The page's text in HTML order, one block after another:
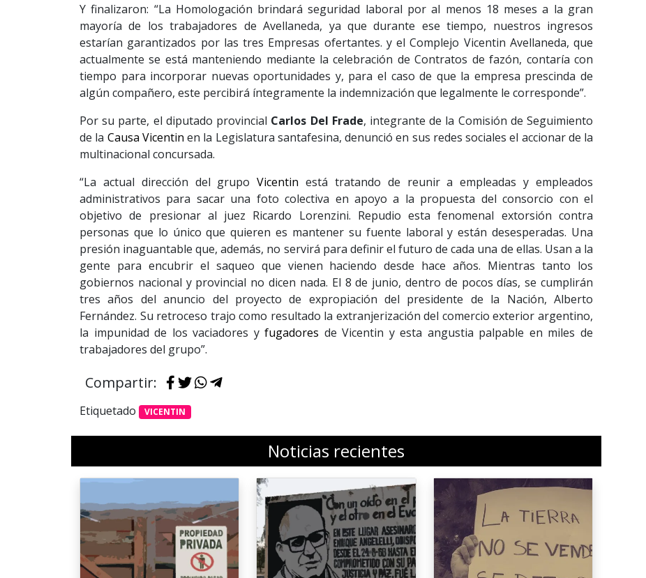
Y finalizaron: “La Homologación brindará seguridad laboral por al menos 18 meses a la gran
mayoría de los trabajadores de Avellaneda, ya que durante ese tiempo, nuestros ingresos
estarían garantizados por las tres Empresas ofertantes. y el Complejo Vicentin Avellaneda, que
actualmente se está manteniendo mediante la celebración de Contratos de fazón, contaría con
tiempo para incorporar nuevas oportunidades y, para el caso de que la empresa prescinda de
algún compañero, este percibirá íntegramente la indemnización que legalmente le corresponde”.
Por su parte, el diputado provincial Carlos Del Frade, integrante de la Comisión de Seguimiento
de la Causa Vicentin en la Legislatura santafesina, denunció en sus redes sociales el accionar de la
multinacional concursada.
“La actual dirección del grupoVicentin está tratando de reunir a empleadas y empleados
administrativos para sacar una foto colectiva en apoyo a la propuesta del consorcio con el
objetivo de presionar al juez Ricardo Lorenzini. Repudio esta fenomenal extorsión contra
personas que lo único que quieren es mantener su fuente laboral y están desesperadas. Una
presión inaguantable que, además, no servirá para definir el futuro de cada una de ellas. Usan a la
gente para encubrir el saqueo que vienen haciendo desde hace años. Mientras tanto los
gobiernos nacional y provincial no dicen nada. El 8 de junio, dentro de pocos días, se cumplirán
tres años del anuncio del proyecto de expropiación del presidente de la Nación, Alberto
Fernández. Su retroceso trajo como resultado la extranjerización del comercio exterior argentino,
la impunidad de los vaciadores yfugadores de Vicentin y esta angustia palpable en miles de
trabajadores del grupo”.
Compartir:
Etiquetado VICENTIN
Noticias recientes